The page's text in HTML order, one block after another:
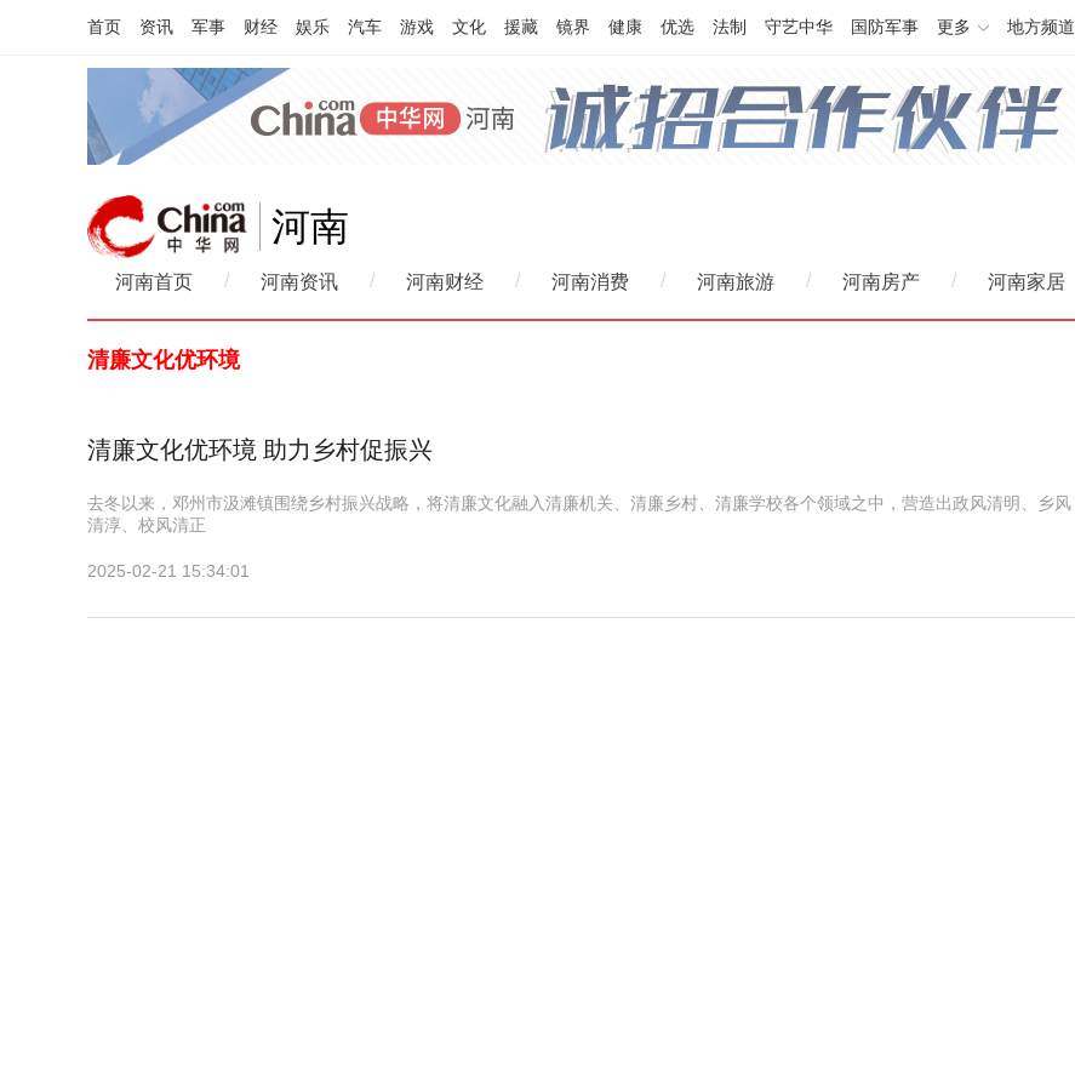
首页 资讯 军事 财经 娱乐 汽车 游戏 文化 援藏 镜界 健康 优选 法制 守艺中华 国防军事 更多 地方频道
河南
河南首页 / 河南资讯 / 河南财经 / 河南消费 / 河南旅游 / 河南房产 / 河南家居
清廉文化优环境
清廉文化优环境 助力乡村促振兴
去冬以来，邓州市汲滩镇围绕乡村振兴战略，将清廉文化融入清廉机关、清廉乡村、清廉学校各个领域之中，营造出政风清明、乡风
清淳、校风清正
2025-02-21 15:34:01